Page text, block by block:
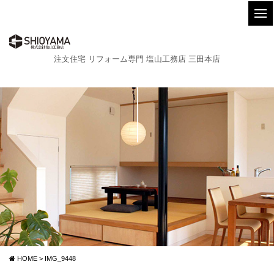
注文住宅 リフォーム専門 塩山工務店 三田本店
HOME > IMG_9448